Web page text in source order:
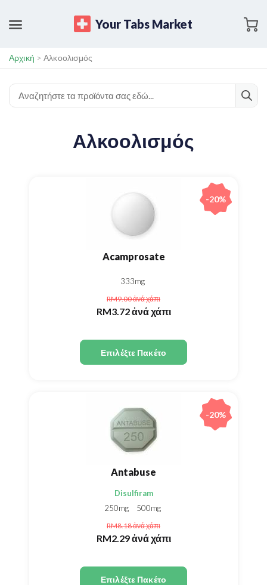
Your Tabs Market
Αρχική >Αλκοολισμός
Αλκοολισμός
Acamprosate
333mg
RM9.00ἀνά χάπι
RM3.72ἀνά χάπι
Επιλέξτε Πακέτο
-20%
Antabuse
Disulfiram
250mg
500mg
RM8.18ἀνά χάπι
RM2.29ἀνά χάπι
Επιλέξτε Πακέτο
-20%